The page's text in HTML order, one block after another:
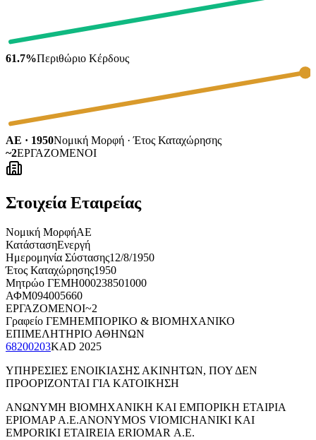
61.7%Περιθώριο Κέρδους
ΑΕ · 1950Νομική Μορφή · Έτος Καταχώρησης
~2ΕΡΓΑΖΟΜΕΝΟΙ
Στοιχεία Εταιρείας
Νομική ΜορφήΑΕ
ΚατάστασηΕνεργή
Ημερομηνία Σύστασης12/8/1950
Έτος Καταχώρησης1950
Μητρώο ΓΕΜΗ000238501000
ΑΦΜ094005660
ΕΡΓΑΖΟΜΕΝΟΙ~2
Γραφείο ΓΕΜΗΕΜΠΟΡΙΚΟ & ΒΙΟΜΗΧΑΝΙΚΟ
ΕΠΙΜΕΛΗΤΗΡΙΟ ΑΘΗΝΩΝ
68200203KAD 2025
ΥΠΗΡΕΣΙΕΣ ΕΝΟΙΚΙΑΣΗΣ ΑΚΙΝΗΤΩΝ, ΠΟΥ ΔΕΝ
ΠΡΟΟΡΙΖΟΝΤΑΙ ΓΙΑ ΚΑΤΟΙΚΗΣΗ
ΑΝΩΝΥΜΗ ΒΙΟΜΗΧΑΝΙΚΗ ΚΑΙ ΕΜΠΟΡΙΚΗ ΕΤΑΙΡΙΑ
ΕΡΙΟΜΑΡ Α.Ε.ANONYMOS VIOMICHANIKI KAI
EMPORIKI ETAIREIA ERIOMAR Α.Ε.